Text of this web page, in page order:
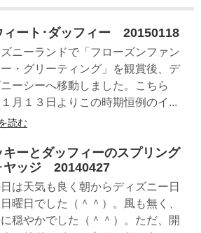
ィート･ダッフィー 20150118
ニーランドで「フローズンファン
・グリーティング」を観賞後、デ
ニーシーへ移動しました。こちら
１月１３日よりこの時期恒例のイ...
読む
キーとダッフィーのスプリング
ヤッジ 20140427
は天気も良く朝からディズニー日
曜日でした（＾＾）。風も無く、
穏やかでした（＾＾）。ただ、開